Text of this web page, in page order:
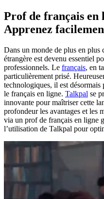
Prof de français en
Apprenez
Dans un monde de plus en plus
étrangère est devenu essentiel
professionnels. Le français, en
particulièrement prisé.
technologiques, il est désormais
le français en ligne. Talkpal se
innovante pour maîtriser cette
profondeur les avantages et les
via un prof de français en ligne
l’utilisation de Talkpal pour